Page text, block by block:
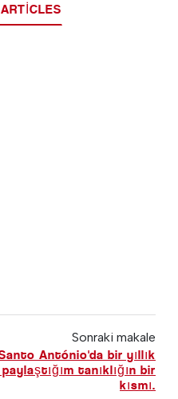
Sonraki makale
António'da bir yıllık
tanıklığın bir
kısmı.